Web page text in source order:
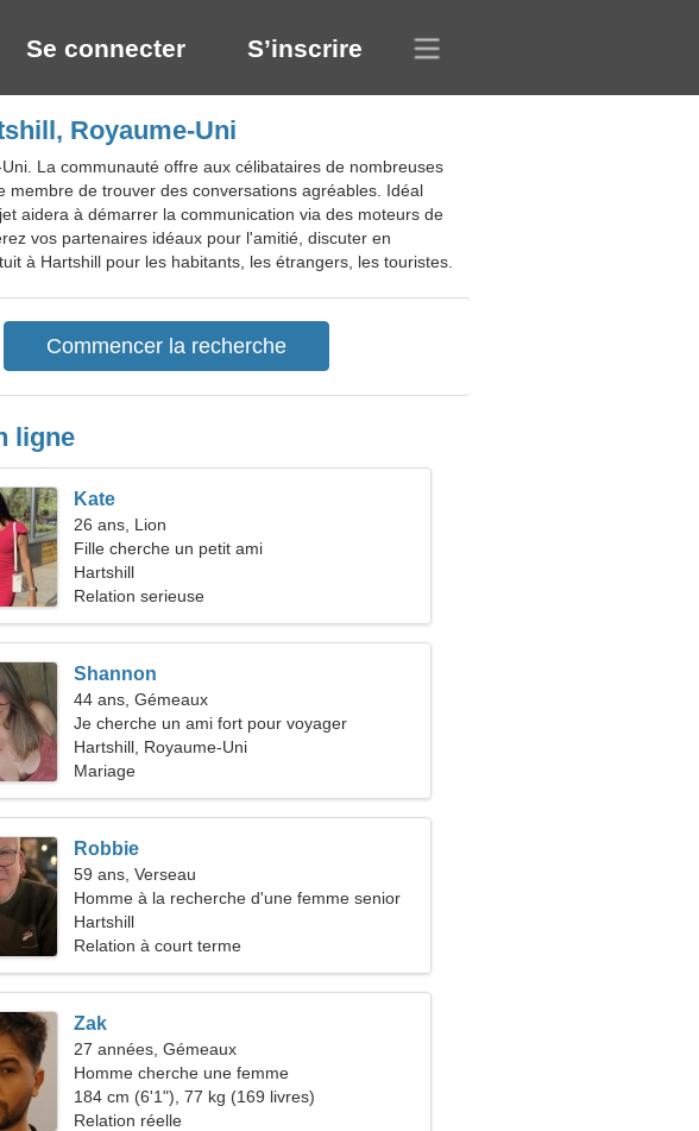
Se connecter S’inscrire
Royaume-Uni
La communauté offre aux célibataires de nombreuses
de trouver des conversations agréables. Idéal
aidera à démarrer la communication via des moteurs de
vos partenaires idéaux pour l'amitié, discuter en
à Hartshill pour les habitants, les étrangers, les touristes.
ligne
Kate
26 ans, Lion
Fille cherche un petit ami
Hartshill
Relation serieuse
Shannon
44 ans, Gémeaux
Je cherche un ami fort pour voyager
ensemble
Hartshill, Royaume-Uni
Mariage
Robbie
59 ans, Verseau
Homme à la recherche d'une femme senior
50-56
Hartshill
Relation à court terme
Zak
27 années, Gémeaux
Homme cherche une femme
184 cm (6'1"), 77 kg (169 livres)
Relation réelle